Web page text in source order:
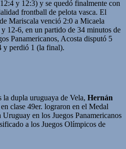
y 12:3) y se quedó finalmente con
frontball de pelota vasca. El
Mariscala venció 2:0 a Micaela
12-6, en un partido de 34 minutos de
Panamericanos, Acosta disputó 5
y perdió 1 (la final).
la dupla uruguaya de Vela, Hernán
en clase 49er. lograron en el Medal
en los Juegos Panamericanos
a los Juegos Olímpicos de